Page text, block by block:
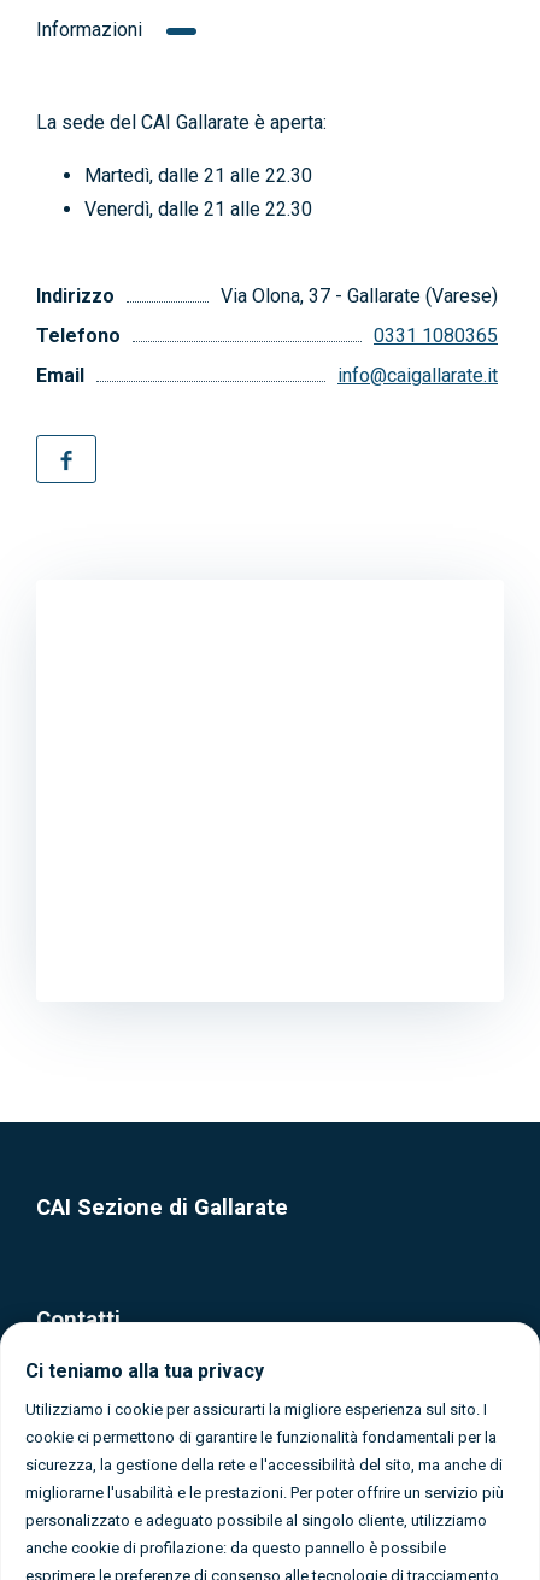
Informazioni
La sede del CAI Gallarate è aperta:
Martedì, dalle 21 alle 22.30
Venerdì, dalle 21 alle 22.30
Indirizzo
Via Olona, 37 - Gallarate (Varese)
Telefono
0331 1080365
Email
info@caigallarate.it
CAI Sezione di Gallarate
Contatti
Via Olona, 37 - Gallarate (Varese)
0331 1080365
info@caigallarate.it
Ci teniamo alla tua privacy
Utilizziamo i cookie per assicurarti la migliore esperienza sul sito. I
cookie ci permettono di garantire le funzionalità fondamentali per la
sicurezza, la gestione della rete e l'accessibilità del sito, ma anche di
migliorarne l'usabilità e le prestazioni. Per poter offrire un servizio più
personalizzato e adeguato possibile al singolo cliente, utilizziamo
anche cookie di profilazione: da questo pannello è possibile
esprimere le preferenze di consenso alle tecnologie di tracciamento